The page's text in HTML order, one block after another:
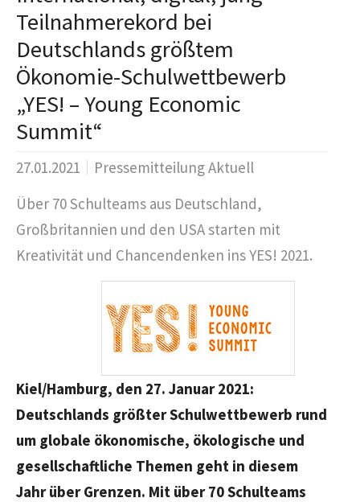
Teilnahmerekord bei
Deutschlands größtem
Ökonomie-Schulwettbewerb
„YES! – Young Economic
Summit“
27.01.2021
Pressemitteilung Aktuell
Über 70 Schulteams aus Deutschland,
Großbritannien und den USA starten mit
Kreativität und Chancendenken ins YES! 2021.
Kiel/Hamburg, den 27. Januar 2021:
Deutschlands größter Schulwettbewerb rund
um globale ökonomische, ökologische und
gesellschaftliche Themen geht in diesem
Jahr über Grenzen. Mit über 70 Schulteams